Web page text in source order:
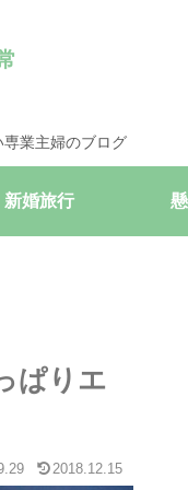
業主婦のブログ
新婚旅行
ぱりエ
2018.12.15